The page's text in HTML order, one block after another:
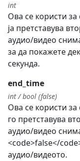
int
Ова се користи
ја претставува
аудио/видео
за да покажете
секунда.
end_time
int / bool (false)
Ова се користи
го претставува
аудио/видео
<code>false</
аудио/видеото.